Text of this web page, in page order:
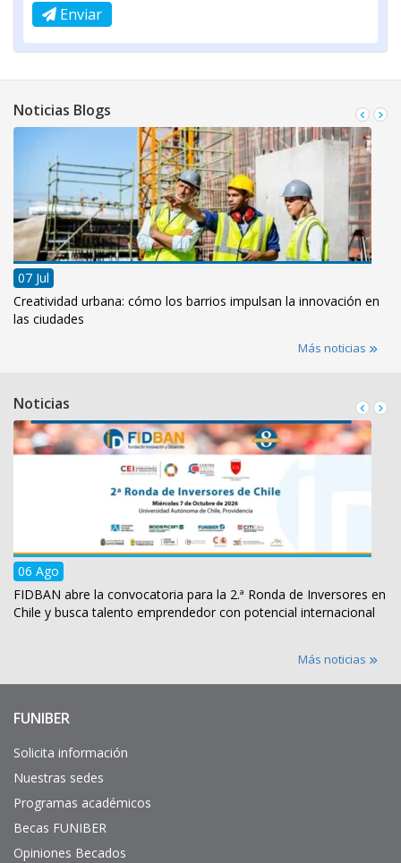
Enviar
Noticias Blogs
07 Jul
Creatividad urbana: cómo los barrios impulsan la innovación en
las ciudades
Más noticias
Noticias
06 Ago
FIDBAN abre la convocatoria para la 2.ª Ronda de Inversores en
Chile y busca talento emprendedor con potencial internacional
Más noticias
Enlaces
interés
FUNIBER
Solicita información
Nuestras sedes
Programas académicos
Becas FUNIBER
Opiniones Becados